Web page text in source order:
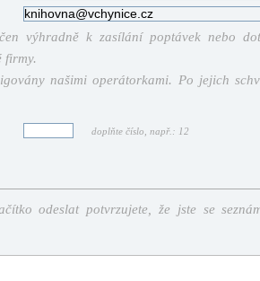
výhradně k zasílání poptávek nebo
firmy.
našimi operátorkami. Po jejich
doplňte číslo, např.: 12
odeslat potvrzujete, že jste se